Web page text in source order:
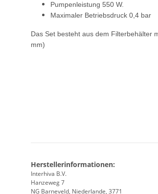
Pumpenleistung 550 W.
Maximaler Betriebsdruck 0,4 bar
Das Set besteht aus dem Filterbehälter
mm)
Herstellerinformationen:
Interhiva B.V.
Hanzeweg 7
NG Barneveld, Niederlande, 3771